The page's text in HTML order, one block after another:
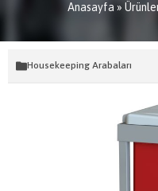
Anasayfa »
Housekeeping Arabaları